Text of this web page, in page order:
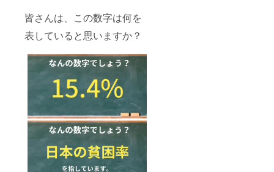
皆さんは、この数字は何を
表していると思いますか？